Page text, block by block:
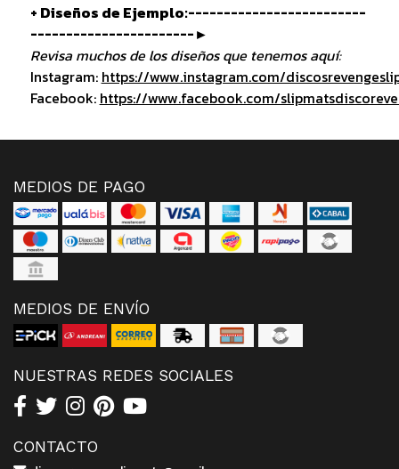
+ Diseños de Ejemplo:-------------------------
-----------------------►
Revisa muchos de los diseños que tenemos aquí:
Instagram: https://www.instagram.com/
Facebook: https://www.facebook.com/
MEDIOS DE PAGO
MEDIOS DE ENVÍO
NUESTRAS REDES SOCIALES
CONTACTO